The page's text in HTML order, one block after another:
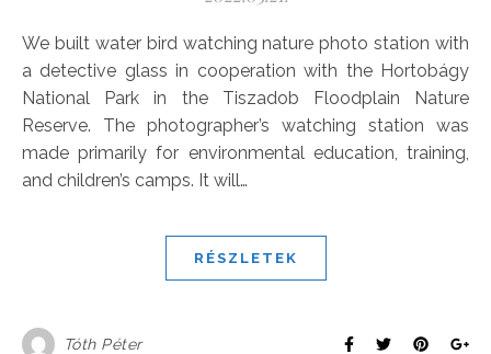
We built water bird watching nature photo station with
a detective glass in cooperation with the Hortobágy
National Park in the Tiszadob Floodplain Nature
Reserve. The photographer’s watching station was
made primarily for environmental education, training,
and children’s camps. It will…
RÉSZLETEK
Tóth Péter